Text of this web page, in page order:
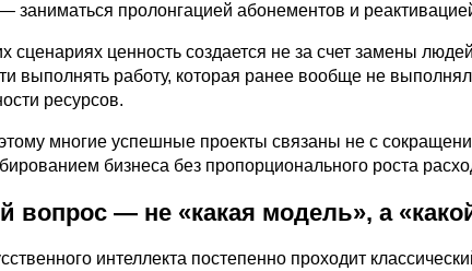
заниматься пролонгацией абонементов и
сценариях ценность создается не за счет замены
выполнять работу, которая ранее вообще не
ресурсов.
многие успешные проекты связаны не с
бизнеса без пропорционального роста
вопрос — не «какая модель», а
интеллекта постепенно проходит